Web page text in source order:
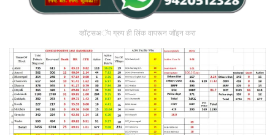
व्हॉट्सअॅप ग्रुप ही लिंक वापरून जॉइन करा